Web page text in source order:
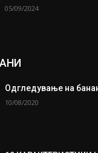
05/09/2024
Одгледување на
10/08/2020